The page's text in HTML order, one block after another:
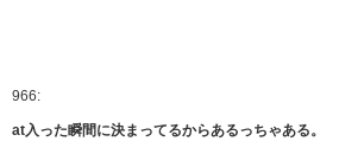
966:
at入った瞬間に決まってるからあるっちゃある。